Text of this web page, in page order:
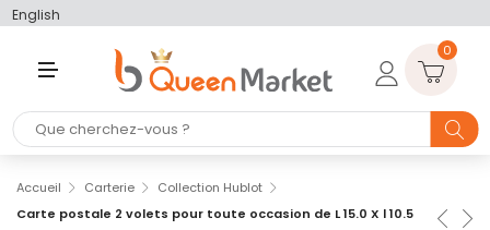
English
U
0
Accueil Carterie
Collection Hublot
Carte postale 2 volets pour toute occasion de L 15.0 X l 10.5